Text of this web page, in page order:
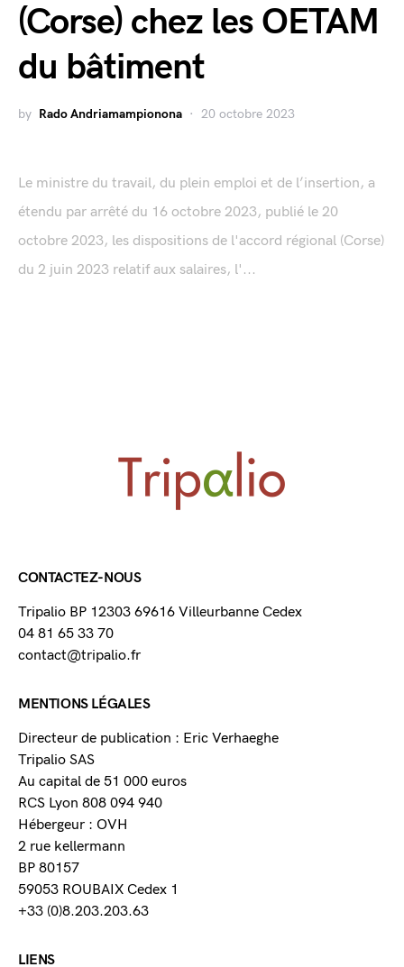
(Corse) chez les OETAM
du bâtiment
by Rado Andriamampionona 20 octobre 2023
Le ministre du travail, du plein emploi et de l’insertion, a
étendu par arrêté du 16 octobre 2023, publié le 20
octobre 2023, les dispositions de l'accord régional (Corse)
du 2 juin 2023 relatif aux salaires, l'...
CONTACTEZ-NOUS
Tripalio BP 12303 69616 Villeurbanne Cedex
04 81 65 33 70
contact@tripalio.fr
MENTIONS LÉGALES
Directeur de publication : Eric Verhaeghe
Tripalio SAS
Au capital de 51 000 euros
RCS Lyon 808 094 940
Hébergeur : OVH
2 rue kellermann
BP 80157
59053 ROUBAIX Cedex 1
+33 (0)8.203.203.63
LIENS